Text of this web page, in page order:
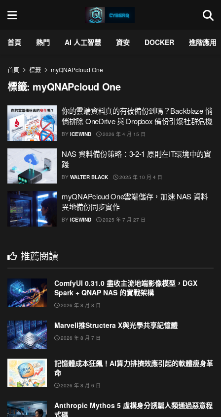
首頁 熱門 AI 人工智慧 資安 DOCKER 進階應用
首頁 標籤 myQNAPcloud One
標籤: myQNAPcloud One
你的雲端資料真的有被備份到嗎？Backblaze 悄
悄排除 OneDrive 與 Dropbox 備份引爆社群危機
BY ICEWIND 2026 年 4 月 15 日
NAS 資料備份策略：3-2-1 原則在IT環境中的實
踐
BY WALTER BLACK 2025 年 10 月 4 日
myQNAPcloud One雲端儲存，加速 NAS 資料
異地備份同步實作
BY ICEWIND 2025 年 7 月 27 日
推薦閱讀
ComfyUI 0.31.0 盡收主流地端影像模型，DGX
Spark + QNAP NAS 的實戰架構
2026 年 8 月 8 日
Marvell推Structera X與光學共享記憶體
2026 年 8 月 7 日
記憶體成本狂飆！AI算力排擠效應引起的軟體瘦身革
命
2026 年 8 月 6 日
Anthropic Mythos 5 虛構身分誘騙人類通過惡意程
式碼